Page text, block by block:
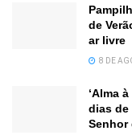
de
ar livre
8 DE
‘Alma
dias de
Senhor